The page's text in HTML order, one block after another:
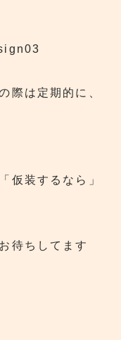
際は定期的に、
仮装するなら」
待ちしてます